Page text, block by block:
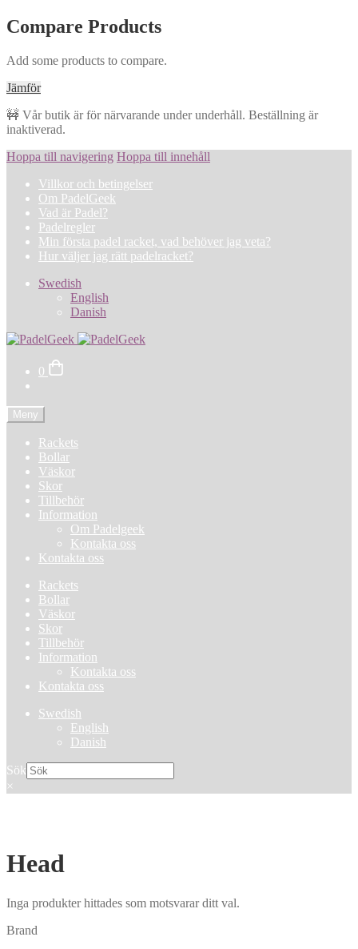
Compare Products
Add some products to compare.
Jämför
🚧 Vår butik är för närvarande under underhåll. Beställning är
inaktiverad.
Hoppa till navigering Hoppa till innehåll
Villkor och betingelser
Om PadelGeek
Vad är Padel?
Padelregler
Min första padel racket, vad behöver jag veta?
Hur väljer jag rätt padelracket?
Swedish
English
Danish
0
Meny
Rackets
Bollar
Väskor
Skor
Tillbehör
Information
Om Padelgeek
Kontakta oss
Kontakta oss
Rackets
Bollar
Väskor
Skor
Tillbehör
Information
Kontakta oss
Kontakta oss
Swedish
English
Danish
Sök
×
Head
Inga produkter hittades som motsvarar ditt val.
Brand